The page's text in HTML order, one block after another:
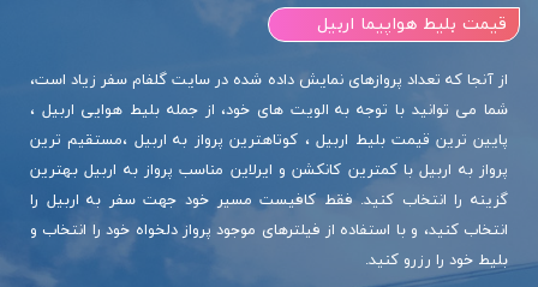
قیمت بلیط هواپیما اربیل
از آنجا که تعداد پروازهای نمایش داده شده در سایت گلفام سفر زیاد است،
شما می توانید با توجه به الویت های خود، از جمله بلیط هوایی اربیل ،
پایین ترین قیمت بلیط اربیل ، کوتاهترین پرواز به اربیل ،مستقیم ترین
پرواز به اربیل با کمترین کانکشن و ایرلاین مناسب پرواز به اربیل بهترین
گزینه را انتخاب کنید. فقط کافیست مسیر خود جهت سفر به اربیل را
انتخاب کنید، و با استفاده از فیلترهای موجود پرواز دلخواه خود را انتخاب و
بلیط خود را رزرو کنید.